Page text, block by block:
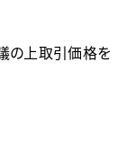
の上取引価格を